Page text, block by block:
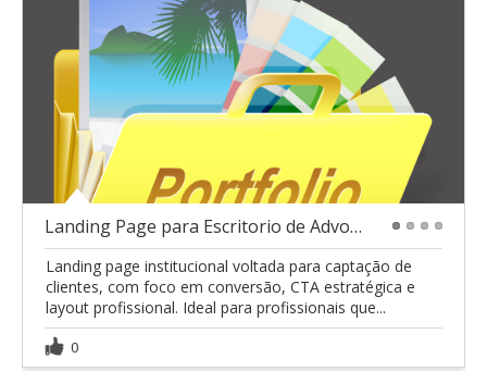
Landing Page para Escritorio de Advocacia.
Landing page institucional voltada para captação de
clientes, com foco em conversão, CTA estratégica e
layout profissional. Ideal para profissionais que...
0